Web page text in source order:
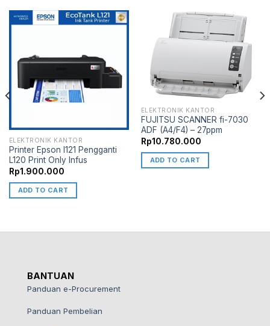
ELEKTRONIK KANTOR
Printer Epson l121 Pengganti
L120 Print Only Infus
Rp1.900.000
ADD TO CART
ELEKTRONIK KANTOR
FUJITSU SCANNER fi-7030
ADF (A4/F4) – 27ppm
Rp10.780.000
ADD TO CART
BANTUAN
Panduan e-Procurement
Panduan Pembelian